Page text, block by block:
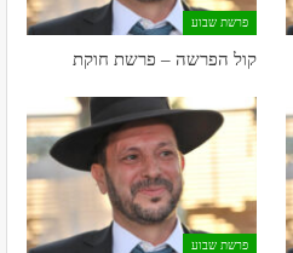
פרשת שבוע
קול הפרשה – פרשת חוקת
פרשת שבוע